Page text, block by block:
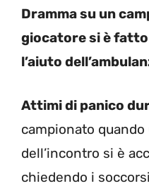
Dramma su un
giocatore si è fatto
l’aiuto
Attimi di panico
campionato
dell’incontro si è
chiedendo i